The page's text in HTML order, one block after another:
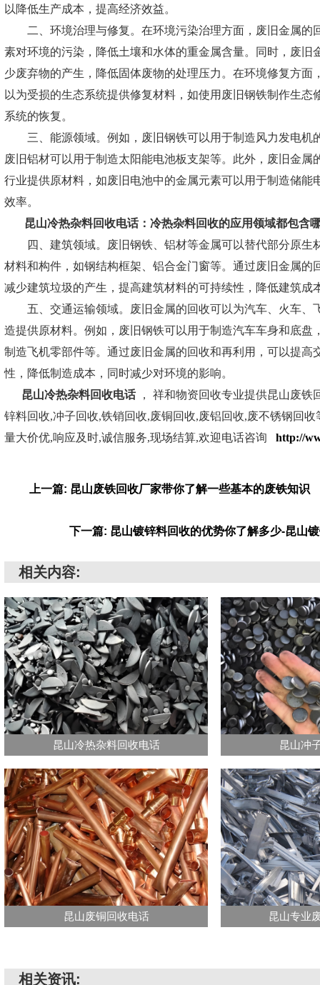
以降低生产成本，提高经济效益。
二、环境治理与修复。在环境污染治理方面，废旧金属的
素对环境的污染，降低土壤和水体的重金属含量。同时，废旧
少废弃物的产生，降低固体废物的处理压力。在环境修复方面
以为受损的生态系统提供修复材料，如使用废旧钢铁制作生态
系统的恢复。
三、能源领域。例如，废旧钢铁可以用于制造风力发电机
废旧铝材可以用于制造太阳能电池板支架等。此外，废旧金属
行业提供原材料，如废旧电池中的金属元素可以用于制造储能
效率。
昆山冷热杂料回收电话： 冷热杂料回收的应用领域都包含
四、建筑领域。废旧钢铁、铝材等金属可以替代部分原生
材料和构件，如钢结构框架、铝合金门窗等。通过废旧金属的
减少建筑垃圾的产生，提高建筑材料的可持续性，降低建筑成
五、交通运输领域。废旧金属的回收可以为汽车、火车、
造提供原材料。例如，废旧钢铁可以用于制造汽车车身和底盘
制造飞机零部件等。通过废旧金属的回收和再利用，可以提高
性，降低制造成本，同时减少对环境的影响。
昆山冷热杂料回收电话， 祥和物资回收专业提供昆山废铁
锌料回收,冲子回收,铁销回收,废铜回收,废铝回收,废不锈钢回
量大价优,响应及时,诚信服务,现场结算,欢迎电话咨询 http://
上一篇: 昆山废铁回收厂家带你了解一些基本的废铁知识
下一篇: 昆山镀锌料回收的优势你了解多少-昆山
相关内容:
昆山冷热杂料回收电话 昆山冲
昆山废铜回收电话 昆山专业
相关资讯: